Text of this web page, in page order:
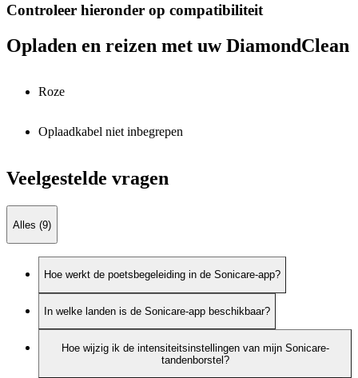
Controleer hieronder op compatibiliteit
Opladen en reizen met uw DiamondClean
Roze
Oplaadkabel niet inbegrepen
Veelgestelde vragen
Alles (9)
Hoe werkt de poetsbegeleiding in de Sonicare-app?
In welke landen is de Sonicare-app beschikbaar?
Hoe wijzig ik de intensiteitsinstellingen van mijn Sonicare-
tandenborstel?